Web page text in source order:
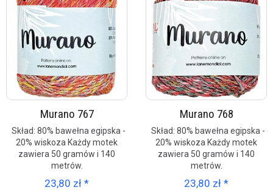
Murano 767
Skład: 80% bawełna egipska -
20% wiskoza Każdy motek
zawiera 50 gramów i 140
metrów.
23,80 zł *
Murano 768
Skład: 80% bawełna egipska -
20% wiskoza Każdy motek
zawiera 50 gramów i 140
metrów.
23,80 zł *